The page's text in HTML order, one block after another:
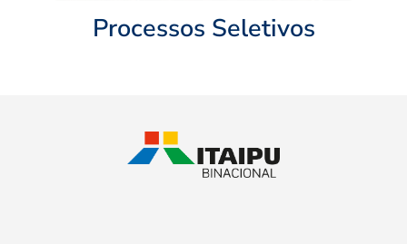
Processos Seletivos